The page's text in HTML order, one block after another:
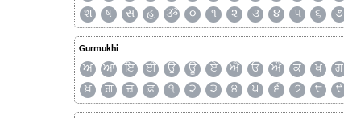
શ
ષ સ હ ૐ ૦ ૧ ૨ ૩ ૪ ૫ ૬ ૭
Gurmukhi
ਅ ਆ ਇ ਈ ਉ ਊ ਏ ਐ ਓ ਔ ਕ ਖ ਗ
ਖ਼
ਗ਼ ਜ਼ ਫ਼ ੧ ੨ ੩ ੪ ੫ ੬ ੭ ੮ ੯